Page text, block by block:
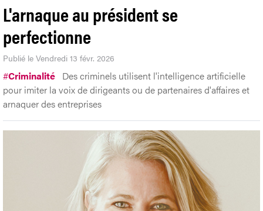
L'arnaque au président se
perfectionne
Publié le Vendredi 13 févr. 2026
#Criminalité Des criminels utilisent l'intelligence artificielle
pour imiter la voix de dirigeants ou de partenaires d'affaires et
arnaquer des entreprises